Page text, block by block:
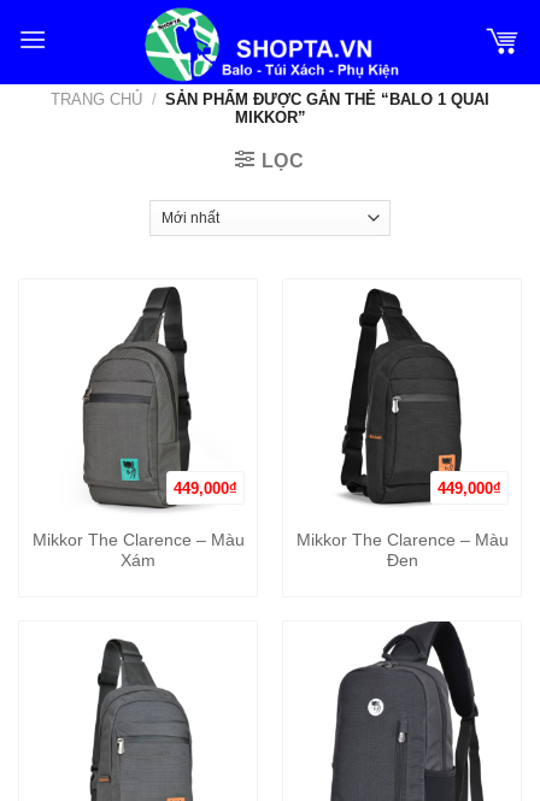
qua
TRANG CHỦ / SẢN PHẨM ĐƯỢC GẮN THẺ “BALO 1 QUAI
MIKKOR”
LỌC
449,000₫
Mikkor The Clarence – Màu
Xám
449,000₫
Mikkor The Clarence – Màu
Đen